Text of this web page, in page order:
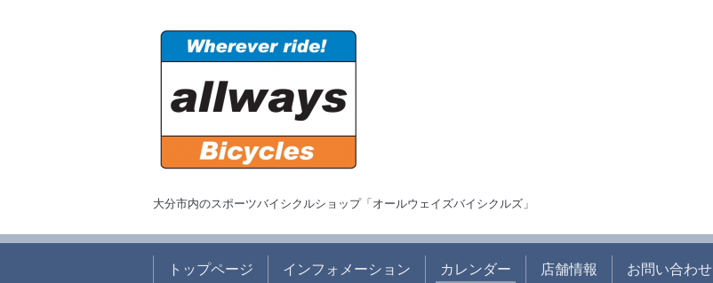
大分市内のスポーツバイシクルショップ「オールウェイズバイシクルズ」
トップページ インフォメーション カレンダー 店舗情報 お問い合わせ